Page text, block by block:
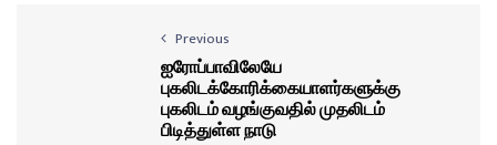
Previous
ஐரோப்பாவிலேயே
புகலிடக்கோரிக்கையாளர்களுக்கு
புகலிடம் வழங்குவதில் முதலிடம்
பிடித்துள்ள நாடு